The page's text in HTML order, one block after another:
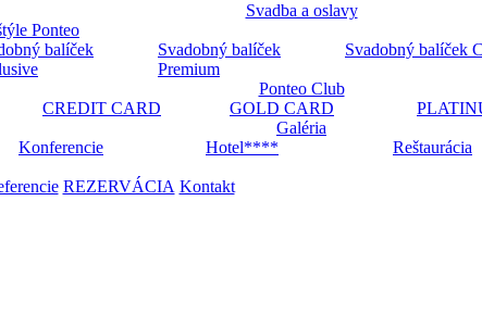
Svadba a oslavy
Ponteo
balíček
Svadobný balíček
Premium
Svadobný balíček
Ponteo Club
CREDIT CARD
GOLD CARD
Galéria
Konferencie Hotel**** Reštaurácia
REZERVÁCIA Kontakt